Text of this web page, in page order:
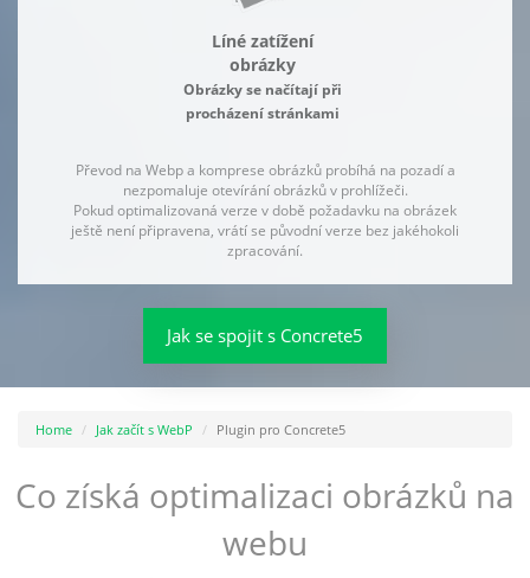
Líné zatížení
obrázky
Obrázky se načítají při
procházení stránkami
Převod na Webp a komprese obrázků probíhá na pozadí a
nezpomaluje otevírání obrázků v prohlížeči.
Pokud optimalizovaná verze v době požadavku na obrázek
ještě není připravena, vrátí se původní verze bez jakéhokoli
zpracování.
Jak se spojit s Concrete5
Home Jak začít s WebP Plugin pro Concrete5
Co získá optimalizaci obrázků na
webu